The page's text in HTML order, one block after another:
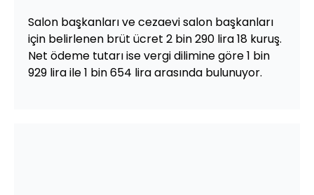
Salon başkanları ve cezaevi salon başkanları
için belirlenen brüt ücret 2 bin 290 lira 18 kuruş.
Net ödeme tutarı ise vergi dilimine göre 1 bin
929 lira ile 1 bin 654 lira arasında bulunuyor.